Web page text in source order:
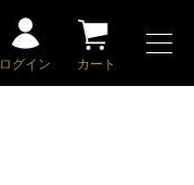
ログイン カート